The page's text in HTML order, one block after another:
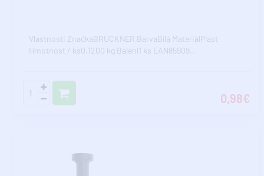
Vlastnosti ZnačkaBRUCKNER BarvaBílá MateriálPlast
Hmotnost / ks0.1200 kg Balení1 ks EAN85909..
0,98€